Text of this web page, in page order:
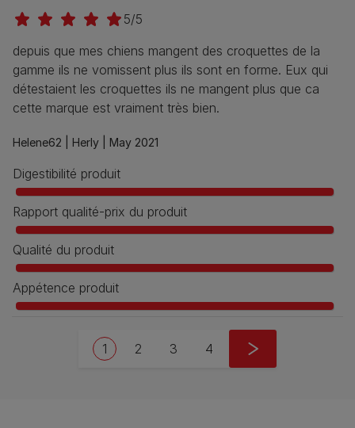
5/5
depuis que mes chiens mangent des croquettes de la
gamme ils ne vomissent plus ils sont en forme. Eux qui
détestaient les croquettes ils ne mangent plus que ca
cette marque est vraiment très bien.
Helene62 | Herly | May 2021
Digestibilité produit
Rapport qualité-prix du produit
Qualité du produit
Appétence produit
Current page
1 Page
2 Page
3 Page
4 Next page
››